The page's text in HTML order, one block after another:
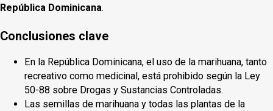
República Dominicana.
Conclusiones clave
En la República Dominicana, el uso de la marihuana, tanto
recreativo como medicinal, está prohibido según la Ley
50-88 sobre Drogas y Sustancias Controladas.
Las semillas de marihuana y todas las plantas de la